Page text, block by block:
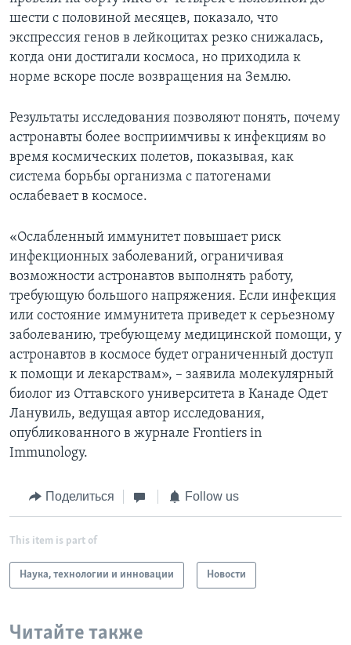
шести с половиной месяцев, показало, что
экспрессия генов в лейкоцитах резко снижалась,
когда они достигали космоса, но приходила к
норме вскоре после возвращения на Землю.
Результаты исследования позволяют понять, почему
астронавты более восприимчивы к инфекциям во
время космических полетов, показывая, как
система борьбы организма с патогенами
ослабевает в космосе.
«Ослабленный иммунитет повышает риск
инфекционных заболеваний, ограничивая
возможности астронавтов выполнять работу,
требующую большого напряжения. Если инфекция
или состояние иммунитета приведет к серьезному
заболеванию, требующему медицинской помощи, у
астронавтов в космосе будет ограниченный доступ
к помощи и лекарствам», – заявила молекулярный
биолог из Оттавского университета в Канаде Одет
Ланувиль, ведущая автор исследования,
опубликованного в журнале Frontiers in
Immunology.
Поделиться Follow us
This item is part of
Наука, технологии и инновации Новости
Читайте также